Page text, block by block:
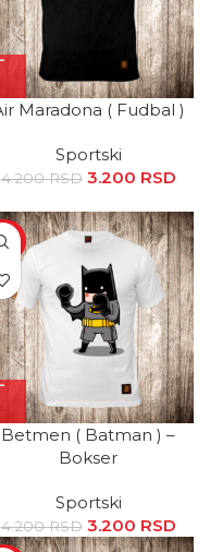
Maradona ( Fudbal )
Sportski
4.200RSD
Originalna
4.200 RSD.
3.200 RSD
Betmen ( Batman ) –
Bokser
Sportski
4.200RSD
Originalna
3.200 RSD